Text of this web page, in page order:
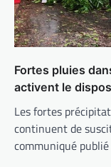
Fortes pluies
activent le
Les fortes
continuent de
communiqué